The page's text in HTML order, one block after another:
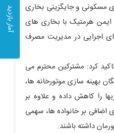
آمار بازدید
مسکونی و جایگزینی بخاری
هرمتیک با بخاری های
اجرایی در مدیریت مصرف
کرد: مشترکین محترم می
بهینه سازی موتورخانه ها،
را کاهش داده و علاوه بر
اضافی بر خانواده ها، سهمی
داشته باشند.